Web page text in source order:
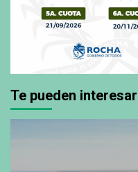
Te pueden interesar